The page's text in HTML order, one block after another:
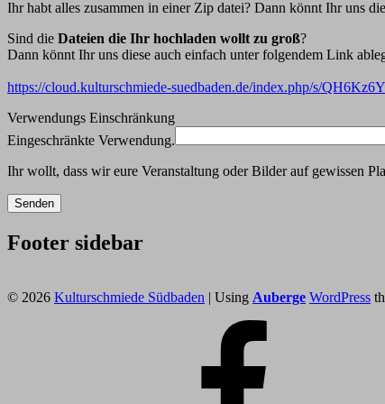
Ihr habt alles zusammen in einer Zip datei? Dann könnt Ihr uns
Sind die Dateien die Ihr hochladen wollt zu groß?
Dann könnt Ihr uns diese auch einfach unter folgendem Link
https://cloud.kulturschmiede-suedbaden.de/index.php/s/
Verwendungs Einschränkung
Eingeschränkte Verwendung.
Ihr wollt, dass wir eure Veranstaltung oder Bilder auf gewissen
Footer sidebar
© 2026 Kulturschmiede Südbaden | Using Auberge WordPress